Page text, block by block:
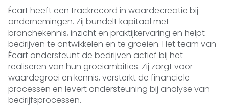
Écart heeft een trackrecord in waardecreatie bij
ondernemingen. Zij bundelt kapitaal met
branchekennis, inzicht en praktijkervaring en helpt
bedrijven te ontwikkelen en te groeien. Het team van
Écart ondersteunt de bedrijven actief bij het
realiseren van hun groeiambities. Zij zorgt voor
waardegroei en kennis, versterkt de financiële
processen en levert ondersteuning bij analyse van
bedrijfsprocessen.